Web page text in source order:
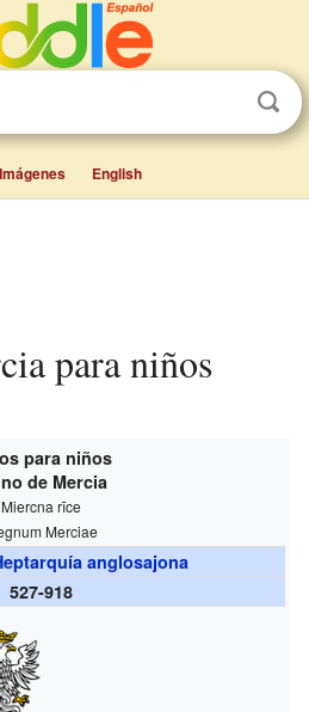
Imágenes English
para niños
para niños
de Mercia
Miercna rīce
Merciae
anglosajona
527-918